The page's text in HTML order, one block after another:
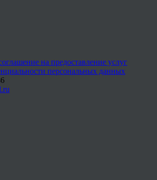
на предоставление услуг
персональных данных